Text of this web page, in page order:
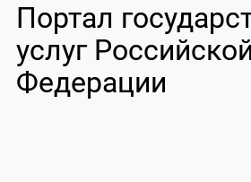
Портал
услуг Российской
Федерации